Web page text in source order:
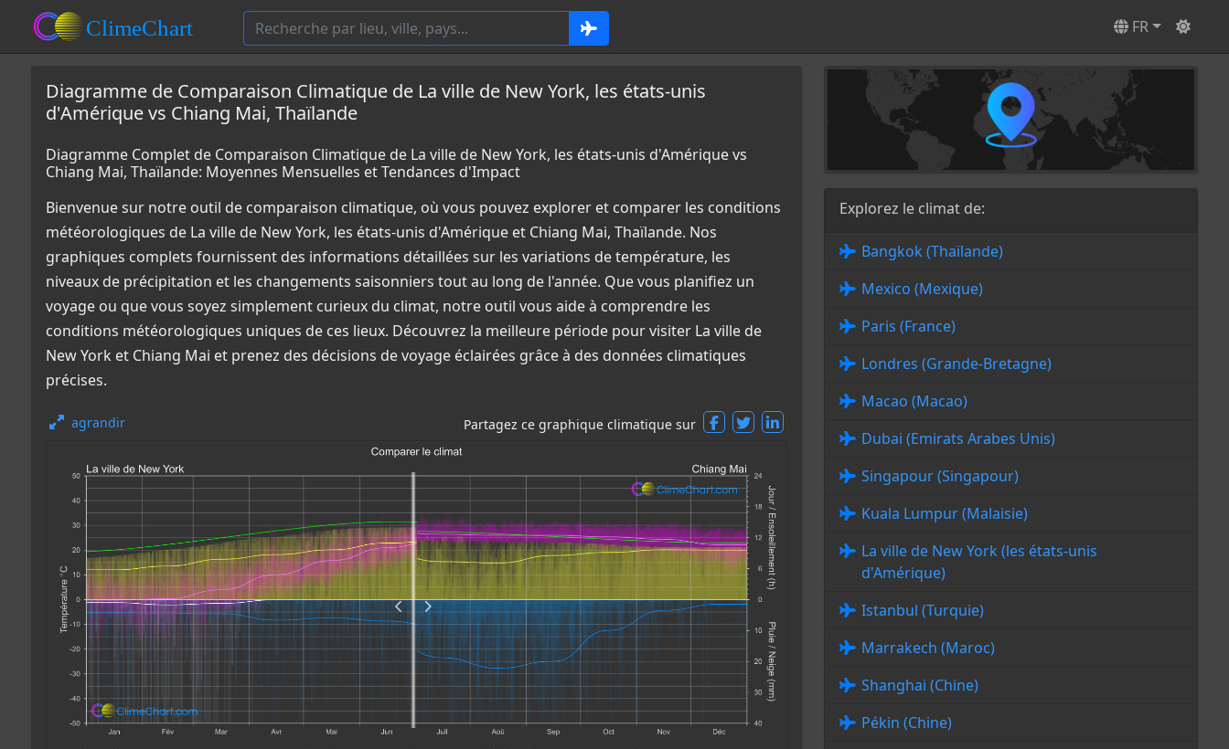
FR
Diagramme de Comparaison Climatique de La ville de New York, les états-unis
d'Amérique vs Chiang Mai, Thaïlande
Diagramme Complet de Comparaison Climatique de La ville de New York, les états-unis d'Amérique vs
Chiang Mai, Thaïlande: Moyennes Mensuelles et Tendances d'Impact
Bienvenue sur notre outil de comparaison climatique, où vous pouvez explorer et comparer les conditions
météorologiques de La ville de New York, les états-unis d'Amérique et Chiang Mai, Thaïlande. Nos
graphiques complets fournissent des informations détaillées sur les variations de température, les
niveaux de précipitation et les changements saisonniers tout au long de l'année. Que vous planifiez un
voyage ou que vous soyez simplement curieux du climat, notre outil vous aide à comprendre les
conditions météorologiques uniques de ces lieux. Découvrez la meilleure période pour visiter La ville de
New York et Chiang Mai et prenez des décisions de voyage éclairées grâce à des données climatiques
précises.
agrandir Partagez ce graphique climatique sur
Explorez le climat de:
Bangkok (Thaïlande)
Mexico (Mexique)
Paris (France)
Londres (Grande-Bretagne)
Macao (Macao)
Dubai (Emirats Arabes Unis)
Singapour (Singapour)
Kuala Lumpur (Malaisie)
La ville de New York (les états-unis
d'Amérique)
Istanbul (Turquie)
Marrakech (Maroc)
Shanghai (Chine)
Pékin (Chine)